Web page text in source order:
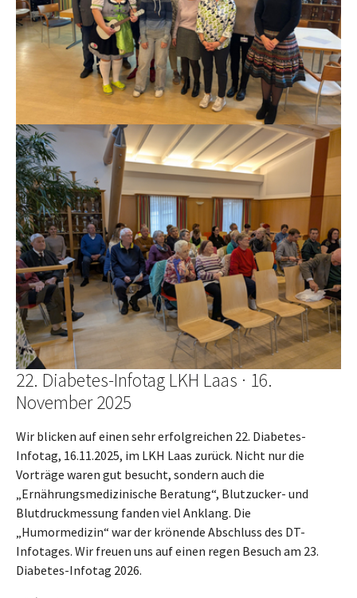
22. Diabetes-Infotag LKH Laas · 16.
November 2025
Wir blicken auf einen sehr erfolgreichen 22. Diabetes-
Infotag, 16.11.2025, im LKH Laas zurück. Nicht nur die
Vorträge waren gut besucht, sondern auch die
„Ernährungsmedizinische Beratung“, Blutzucker- und
Blutdruckmessung fanden viel Anklang. Die
„Humormedizin“ war der krönende Abschluss des DT-
Infotages. Wir freuen uns auf einen regen Besuch am 23.
Diabetes-Infotag 2026.